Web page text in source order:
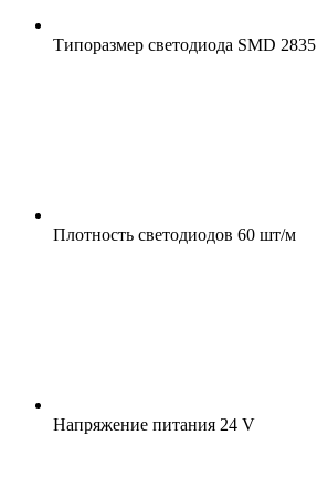
Типоразмер светодиода SMD 2835
Плотность светодиодов 60 шт/м
Напряжение питания 24 V